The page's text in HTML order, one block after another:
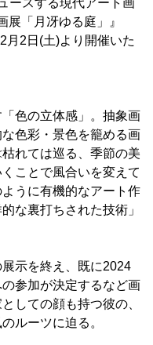
ースする現代アート画
展「月冴ゆる庭」』
月2日(土)より開催いた
色の立体感」。抽象画
色彩・景色を籠める画
れては巡る、季節の美
ことで風合いを変えて
うに有機的なアート作
な裏打ちされた技術」
示を終え、既に2024
参加が決定するなど画
しての顔も持つ彼の、
ルーツに迫る。